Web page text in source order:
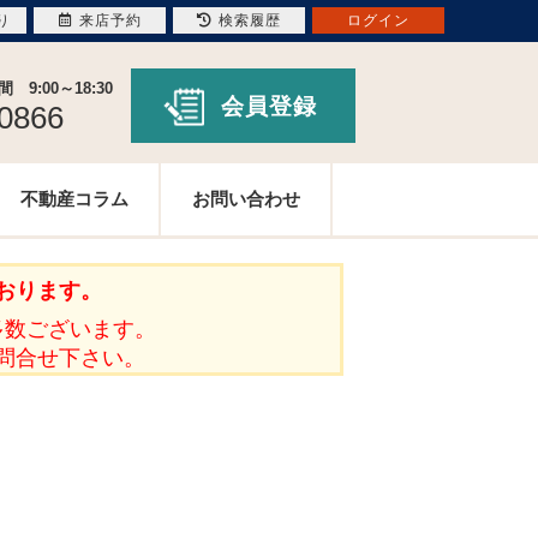
9:00～18:30
会員登録
不動産コラム お問い合わせ
ります。
ございます。
合せ下さい。
来店予約 検索履歴 ログイン